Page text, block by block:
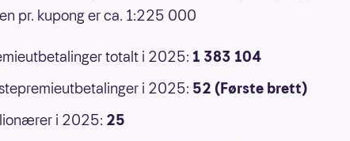
pr. kupong er ca. 1:225 000
totalt i 2025: 1 383 104
i 2025: 52 (Første brett)
i 2025: 25